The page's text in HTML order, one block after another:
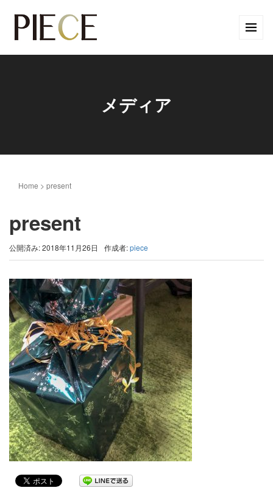
メディア
Home > present
present
公開済み: 2018年11月26日 作成者:piece